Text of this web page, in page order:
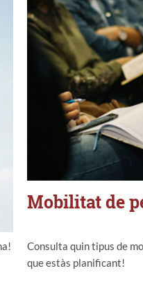
Mobilitat de
Consulta quin tipus de
que estàs planificant!